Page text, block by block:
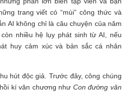
trang viết có “mùi” công thức và
AI không chỉ là câu chuyện của năm
nhiều hệ lụy phát sinh từ AI, nếu
huy cảm xúc và bản sắc cá nhân
hút độc giả. Trước đây, công chúng
kí văn chương như Con đường văn